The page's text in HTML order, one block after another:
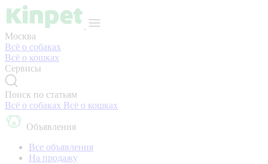
Москва
Всё о собаках
Всё о кошках
Сервисы
Поиск по статьям
Всё о собаках Всё о кошках
Объявления
Все объявления
На продажу